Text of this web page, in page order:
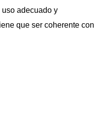
adecuado y
que ser coherente con